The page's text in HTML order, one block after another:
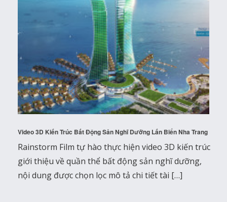
Video 3D Kiến Trúc Bất Động Sản Nghĩ Dưỡng Lấn Biển Nha Trang
Rainstorm Film tự hào thực hiện video 3D kiến trúc
giới thiệu về quần thể bất động sản nghĩ dưỡng,
nội dung được chọn lọc mô tả chi tiết tài […]